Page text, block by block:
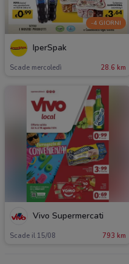
-4 GIORNI
IperSpak
Scade mercoledì 28.6 km
Vivo Supermercati
Scade il 15/08 793 km